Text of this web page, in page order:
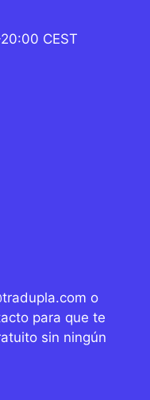
CEST
o
para que te
sin ningún